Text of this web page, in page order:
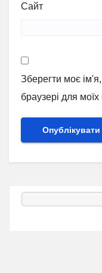
Сайт
Зберегти моє
браузері для